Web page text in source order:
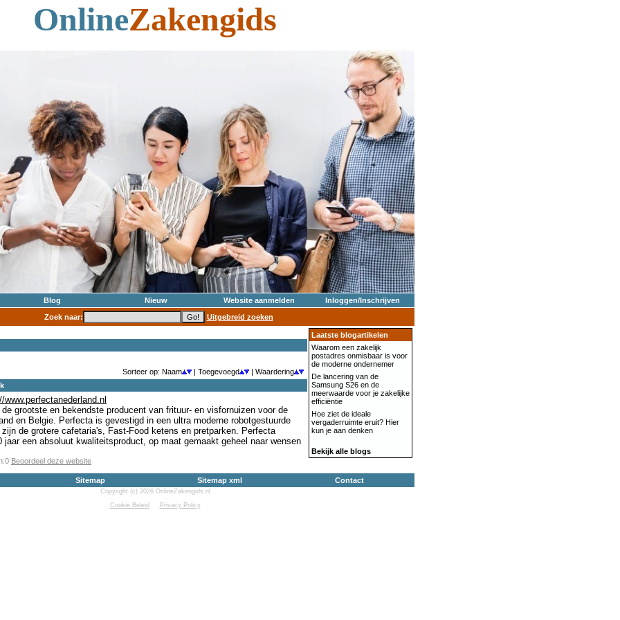
OnlineZakengids
Blog Nieuw Website aanmelden
Inloggen/Inschrijven
Zoek naar:
Uitgebreid zoeken
Sorteer op: Naam | Toegevoegd
| Waardering
www.perfectanederland.nl
grootste en bekendste producent van frituur- en visfornuizen voor de
en Belgie. Perfecta is gevestigd in een ultra moderne robotgestuurde
de grotere cafetaria's, Fast-Food ketens en pretparken. Perfecta
jaar een absoluut kwaliteitsproduct, op maat gemaakt geheel naar wensen
Beoordeel deze website
Laatste blogartikelen
Waarom een zakelijk
postadres onmisbaar is voor
de moderne ondernemer
De lancering van de
Samsung S26 en de
meerwaarde voor je zakelijke
efficiëntie
Hoe ziet de ideale
vergaderruimte eruit? Hier
kun je aan denken
Bekijk alle blogs
Sitemap Sitemap xml Contact
Copyright (c) 2026 OnlineZakengids.nl
Cookie Beleid
Privacy Policy